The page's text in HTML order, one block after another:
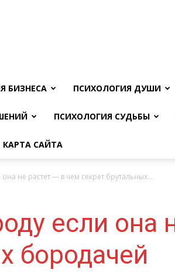
БИЗНЕСА ПСИХОЛОГИЯ ДУШИ
ПСИХОЛОГИЯ СУДЬБЫ
КАРТА САЙТА
не растет — в чем секрет брутальных...
если она
бородачей